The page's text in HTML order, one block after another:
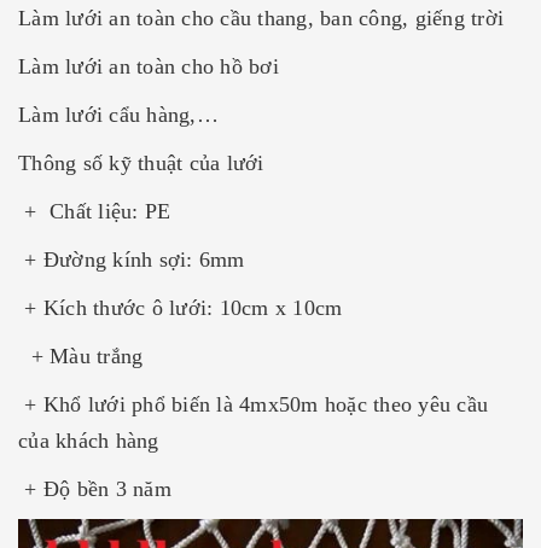
Làm lưới an toàn cho cầu thang, ban công, giếng trời
Làm lưới an toàn cho hồ bơi
Làm lưới cẩu hàng,…
Thông số kỹ thuật của lưới
+ Chất liệu: PE
+ Đường kính sợi: 6mm
+ Kích thước ô lưới: 10cm x 10cm
+ Màu trắng
+ Khổ lưới phổ biến là 4mx50m hoặc theo yêu cầu
của khách hàng
+ Độ bền 3 năm